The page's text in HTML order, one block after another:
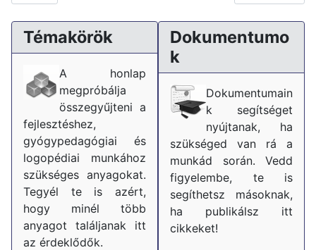
Témakörök
A honlap
megpróbálja
összegyűjteni a
fejlesztéshez,
gyógypedagógiai és
logopédiai munkához
szükséges anyagokat.
Tegyél te is azért,
hogy minél több
anyagot találjanak itt
az érdeklődők.
Dokumentumo
k
Dokumentumain
k segítséget
nyújtanak, ha
szükséged van rá a
munkád során. Vedd
figyelembe, te is
segíthetsz másoknak,
ha publikálsz itt
cikkeket!